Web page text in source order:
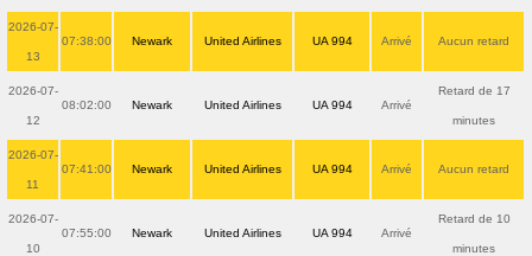
2026-07-
13
07:38:00 Newark United Airlines UA 994 Arrivé Aucun retard
2026-07-
12
08:02:00 Newark United Airlines UA 994 Arrivé
Retard de 17
minutes
2026-07-
11
07:41:00 Newark United Airlines UA 994 Arrivé Aucun retard
2026-07-
10
07:55:00 Newark United Airlines UA 994 Arrivé
Retard de 10
minutes